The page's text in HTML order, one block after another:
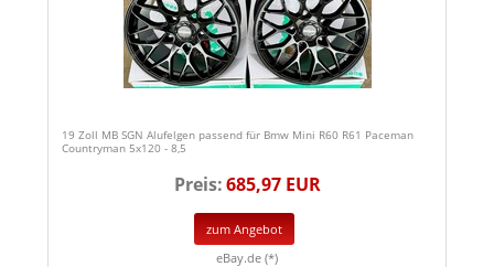
19 Zoll MB SGN Alufelgen passend für Bmw Mini R60 R61 Paceman
Countryman 5x120 - 8,5
Preis:685,97 EUR
zum Angebot
eBay.de (*)